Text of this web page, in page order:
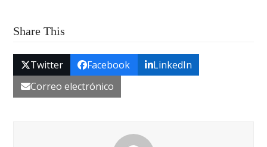
Share This
Twitter Facebook
LinkedIn
Correo electrónico